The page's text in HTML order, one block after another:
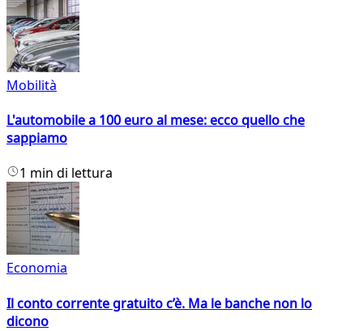
Mobilità
L'automobile a 100 euro al mese: ecco quello che
sappiamo
1 min di lettura
Economia
Il conto corrente gratuito c’è. Ma le banche non lo
dicono